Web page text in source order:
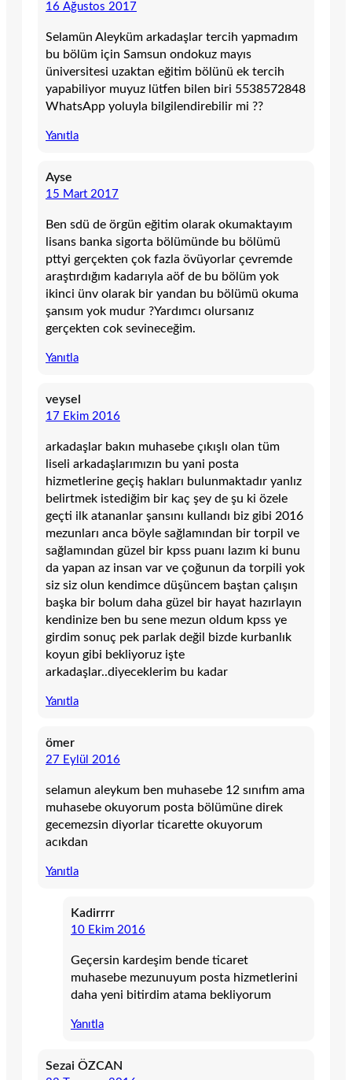
16 Ağustos 2017
Selamün Aleyküm arkadaşlar tercih yapmadım
bu bölüm için Samsun ondokuz mayıs
üniversitesi uzaktan eğitim bölünü ek tercih
yapabiliyor muyuz lütfen bilen biri 5538572848
WhatsApp yoluyla bilgilendirebilir mi ??
Yanıtla
Ayse
15 Mart 2017
Ben sdü de örgün eğitim olarak okumaktayım
lisans banka sigorta bölümünde bu bölümü
pttyi gerçekten çok fazla övüyorlar çevremde
araştırdığım kadarıyla aöf de bu bölüm yok
ikinci ünv olarak bir yandan bu bölümü okuma
şansım yok mudur ?Yardımcı olursanız
gerçekten cok sevineceğim.
Yanıtla
veysel
17 Ekim 2016
arkadaşlar bakın muhasebe çıkışlı olan tüm
liseli arkadaşlarımızın bu yani posta
hizmetlerine geçiş hakları bulunmaktadır yanlız
belirtmek istediğim bir kaç şey de şu ki özele
geçti ilk atananlar şansını kullandı biz gibi 2016
mezunları anca böyle sağlamından bir torpil ve
sağlamından güzel bir kpss puanı lazım ki bunu
da yapan az insan var ve çoğunun da torpili yok
siz siz olun kendimce düşüncem baştan çalışın
başka bir bolum daha güzel bir hayat hazırlayın
kendinize ben bu sene mezun oldum kpss ye
girdim sonuç pek parlak değil bizde kurbanlık
koyun gibi bekliyoruz işte
arkadaşlar..diyeceklerim bu kadar
Yanıtla
ömer
27 Eylül 2016
selamun aleykum ben muhasebe 12 sınıfım ama
muhasebe okuyorum posta bölümüne direk
gecemezsin diyorlar ticarette okuyorum
acıkdan
Yanıtla
Kadirrrr
10 Ekim 2016
Geçersin kardeşim bende ticaret
muhasebe mezunuyum posta hizmetlerini
daha yeni bitirdim atama bekliyorum
Yanıtla
Sezai ÖZCAN